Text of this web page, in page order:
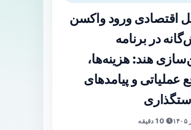
اقتصادی ورود واکسن
در برنامه
هند: هزینه‌ها،
عملیاتی و پیامدهای